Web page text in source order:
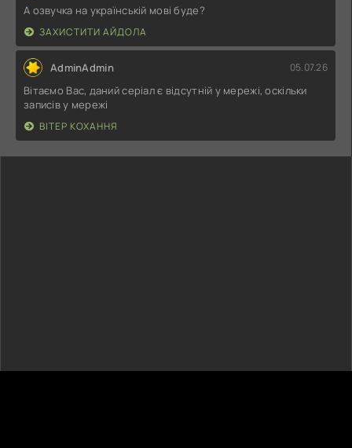
А озвучка на українській мові буде?
ЗАХИСТИТИ АЙДОЛА
AdminAdmin 05.07.26
Вітаємо Вас, даний серіал є відсутній у мережі, оскільки
записів у мережі
ВІТЕР КОХАННЯ